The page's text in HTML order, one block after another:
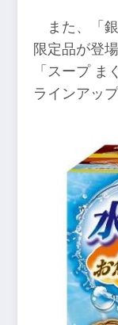
また、「
限定品が登
「スープ
ラインアッ